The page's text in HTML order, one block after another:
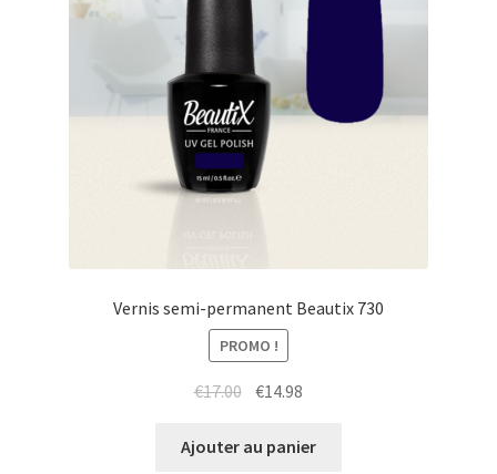
Vernis semi-permanent Beautix 730
PROMO !
€17.00 Le
initial
€14.98
actuel
Ajouter au panier